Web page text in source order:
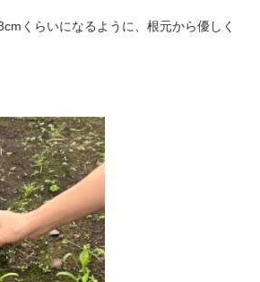
くらいになるように、根元から優しく